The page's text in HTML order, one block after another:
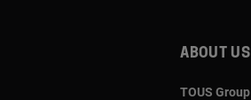
About us
TOUS Group